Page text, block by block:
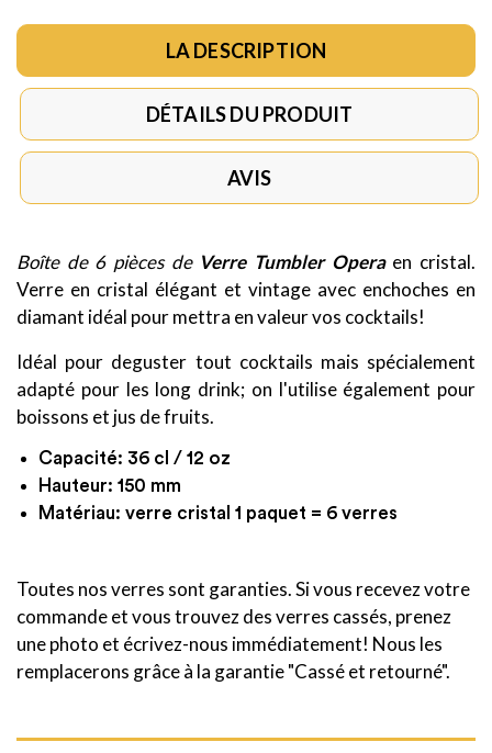
LA DESCRIPTION
DÉTAILS DU PRODUIT
AVIS
Boîte de 6 pièces de Verre Tumbler Operaen cristal.
Verre en cristal élégant et vintage avec enchoches en
diamant idéal pour mettra en valeur vos cocktails!
Idéal pour deguster tout cocktails mais spécialement
adapté pour les long drink; on l'utilise également pour
boissons et jus de fruits.
Capacité: 36 cl / 12 oz
Hauteur: 150 mm
Matériau: verre cristal 1 paquet = 6 verres
Toutes nos verres sont garanties. Si vous recevez votre
commande et vous trouvez des verres cassés, prenez
une photo et écrivez-nous immédiatement! Nous les
remplacerons grâce à la garantie "Cassé et retourné".